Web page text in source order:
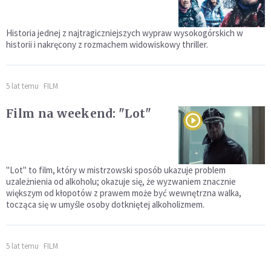
Historia jednej z najtragiczniejszych wypraw wysokogórskich w
historii i nakręcony z rozmachem widowiskowy thriller.
5 lat temu FILM
Film na weekend: "Lot"
"Lot" to film, który w mistrzowski sposób ukazuje problem
uzależnienia od alkoholu; okazuje się, że wyzwaniem znacznie
większym od kłopotów z prawem może być wewnętrzna walka,
tocząca się w umyśle osoby dotkniętej alkoholizmem.
5 lat temu FILM